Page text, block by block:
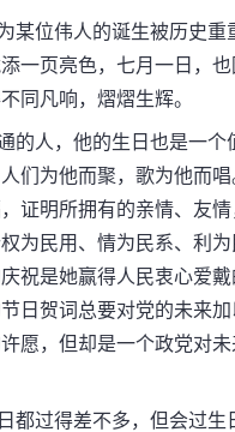
位伟人的诞生被历史重
一页亮色，七月一日，
同凡响，熠熠生辉。
人，他的生日也是一个
们为他而聚，歌为他而
证明所拥有的亲情、友
为民用、情为民系、利
祝是她赢得人民衷心爱
日贺词总要对党的未来
愿，但却是一个政党对
过得差不多，但会过生